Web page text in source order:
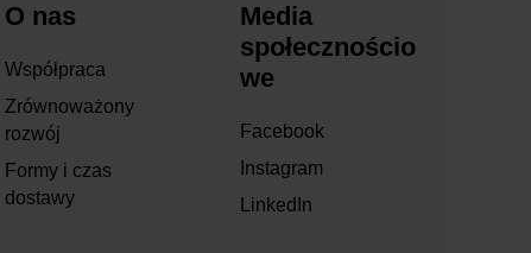
O nas
Współpraca
Zrównoważony
rozwój
Formy i czas
dostawy
Media
społecznościo
we
Facebook
Instagram
LinkedIn